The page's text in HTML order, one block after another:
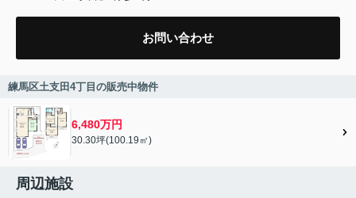
お問い合わせ
練馬区土支田4丁目の販売中物件
6,480万円
30.30坪(100.19㎡)
周辺施設